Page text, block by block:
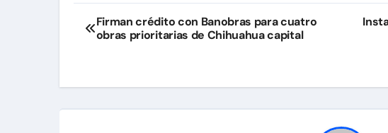
Navegación
de
Firman crédito con Banobras para cuatro
obras prioritarias de Chihuahua capital